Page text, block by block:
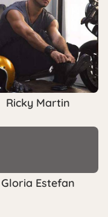
Ricky Martin
Gloria Estefan